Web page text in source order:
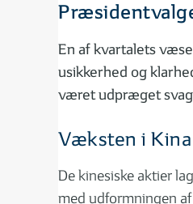
En af kvartalets
usikkerhed og
været udpræget svag
Væksten i Kina
De kinesiske aktier
med udformningen